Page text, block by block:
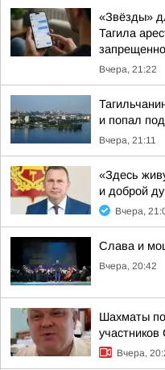
«Звёзды»
Тагила
Вчера, 21:22
и попал
Вчера, 21:11
«Здесь
и доброй
Вчера,
Слава и
Вчера, 20:42
Шахматы
Вчера,